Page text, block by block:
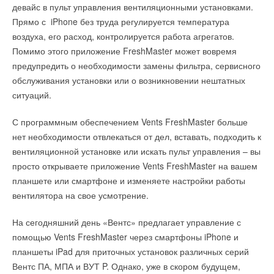
девайс в пульт управления вентиляционными установками.
Прямо с iPhone без труда регулируется температура
воздуха, его расход, контролируется работа агрегатов.
Помимо этого приложение FreshMaster может вовремя
предупредить о необходимости замены фильтра, сервисного
обслуживания установки или о возникновении нештатных
ситуаций.
С программным обеспечением Vents FreshMaster больше
нет необходимости отвлекаться от дел, вставать, подходить к
вентиляционной установке или искать пульт управления – вы
просто открываете приложение Vents FreshMaster на вашем
планшете или смартфоне и изменяете настройки работы
вентилятора на свое усмотрение.
На сегодняшний день «Вентс» предлагает управление с
помощью Vents FreshMaster через смартфоны iPhone и
планшеты iPad для приточных установок различных серий
Вентс ПА, МПА и ВУТ P. Однако, уже в скором будущем,
прост. Мат можно легко разрезать на фрагменты (не
нарушая целостности нагревательного кабеля), что
позволяет разложить его на обогреваемой площади любой
формы. Возможен монтаж даже на старую плитку.
Благодаря автоматическому регулированию температуры,
система «Теплолюкс-Mini»» потребляет ровно столько
желаемого уровня теплового комфорта. Терморегуляторы,
установленные в каждом помещении, регулируют обогрев
автономно, что способствует экономии средств на
электроэнергию. Особенно экономит электроэнергию
программируемый терморегулятор ТР 725, автоматически
снижающий или отключающий обогрев на время, когда в нем
Нагревательные маты идеально подходят для помещений с
небольшими подогреваемыми площадями – кухонь, ванных
и туалетных комнат.
всего архипелага необходимой электрической энергией
тратилось около 1 миллиона долларов в год. Причем это
лишь на приобретение дизельного топлива, не говоря про
техническую поддержку электростанций. Правительство
Новой Зеландии начало искать пути решения этой
проблемы.
и станций. На данный момент на проект уже потрачено
около 8,5 млн. долларов и установлено более 1300 батарей
и 4000 солнечных панелей. Министр иностранных дел Новой
Зеландии Мюррэй Маккалли заявил, что архипелаг Токелау
переходит полностью на солнечную энергию, что стало
возможным благодаря завершению строительства третьей
Читайте по теме: